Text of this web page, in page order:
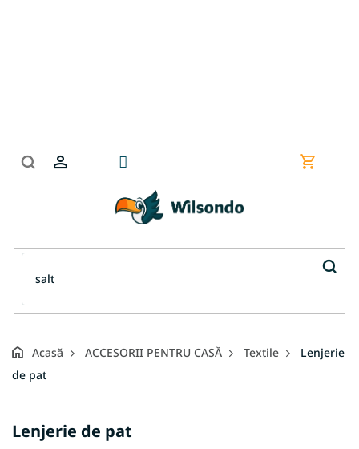
Coş
Acasă ACCESORII PENTRU CASĂ Textile
Lenjerie
de pat
Lenjerie de pat